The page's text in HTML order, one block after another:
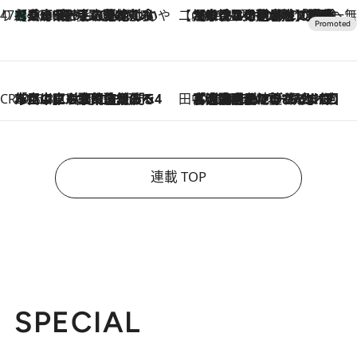
47都道府県の手みやげ ひんやりスイーツで夏を満喫
2026.8.8
【兵庫県】この夏絶対食べたい 冷やしておいしいおやつ3選 淡路島の恵みをジェラートに集約 【CREA×星野リゾート】唯一無二。癒しと発見が待つ場所へ
2026.8.7
【トンボの足水浴】ヒノキの香りに包まれて涼感マックス！約13℃の湧水かけ流しを避暑地「星野温泉 トンボの湯」で体験
CREA'S CHOICE
2026.8.7
「立川にも歌舞伎があるんだよ」 片岡仁左衛門・市川中車ら豪華座組みで4年目の立川立飛歌舞伎へ 田中稲の勝手に再ブーム
2026.8.7
「湘南乃風に憧れて」観客大盛上がりの“タオル回し”に、ラッパー顔負けの高速歌唱まで…さだまさし（74）のアグレッシブすぎる現在地
連載 TOP
SPECIAL